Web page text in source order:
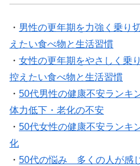
・ 男性の更年期を力強く乗
えたい食べ物と生活習慣
・ 女性の更年期をやさしく乗
控えたい食べ物と生活習慣
・ 50代男性の健康不安ランキ
体力低下・老化の不安
・ 50代女性の健康不安ランキ
化
・ 50代の悩み 多くの人が感